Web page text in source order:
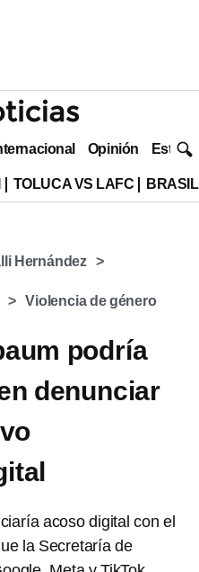
Opinión Estilo
TOLUCA VS LAFC
Hernández
Violencia de género
podría
denunciar
acoso digital con el
la Secretaría de